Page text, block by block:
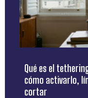
Qué es el
cómo activarlo,
cortar